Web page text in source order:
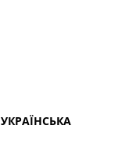
УКРАЇНСЬКА